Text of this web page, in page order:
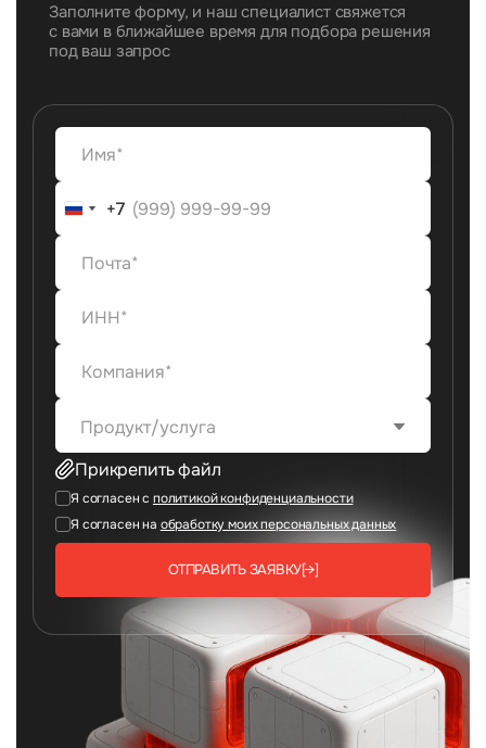
Заполните форму, и наш специалист свяжется
с вами в ближайшее время для подбора решения
под ваш запрос
+7
+7
Продукт/услуга
Прикрепить файл
Я согласен с политикой конфиденциальности
Я согласен на обработку моих персональных данных
ОТПРАВИТЬ ЗАЯВКУ[→]